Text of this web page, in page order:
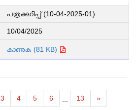
പത്രക്കുറിപ്പ് (10-04-2025-01)
10/04/2025
കാണുക (81 KB)
3 4 5 6 13 »